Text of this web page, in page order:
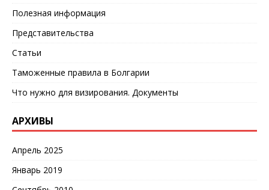
Полезная информация
Представительства
Статьи
Таможенные правила в Болгарии
Что нужно для визирования. Документы
АРХИВЫ
Апрель 2025
Январь 2019